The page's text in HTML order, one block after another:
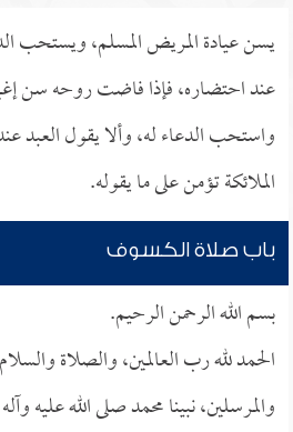
يسن عيادة المريض المسلم، ويستحب
عند احتضاره، فإذا فاضت روحه سن
واستحب الدعاء له، وألا يقول العبد
الملائكة تؤمن على ما يقوله.
باب صلاة الكسوف
بسم الله الرحمن الرحيم.
الحمد لله رب العالمين، والصلاة
والمرسلين، نبينا محمد صلى الله عليه